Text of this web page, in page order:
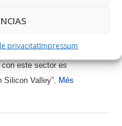
privacitatImpressum
turística, así que si
con este sector es
Silicon Valley”. Més